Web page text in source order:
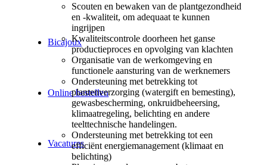
Bicajoux
Online bestellen
Vacatures
Scouten en bewaken van de plantgezondheid
en -kwaliteit, om adequaat te kunnen
ingrijpen
Kwaliteitscontrole doorheen het ganse
productieproces en opvolging van klachten
Organisatie van de werkomgeving en
functionele aansturing van de werknemers
Ondersteuning met betrekking tot
plantenverzorging (watergift en bemesting),
gewasbescherming, onkruidbeheersing,
klimaatregeling, belichting en andere
teelttechnische handelingen.
Ondersteuning met betrekking tot een
efficiënt energiemanagement (klimaat en
belichting)